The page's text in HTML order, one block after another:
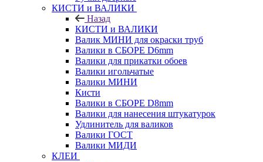
КИСТИ и ВАЛИКИ
Назад
КИСТИ и ВАЛИКИ
Валик МИНИ для окраски труб
Валики в СБОРЕ D6mm
Валики для прикатки обоев
Валики игольчатые
Валики МИНИ
Кисти
Валики в СБОРЕ D8mm
Валики для нанесения штукатурок
Удлинитель для валиков
Валики ГОСТ
Валики МИДИ
КЛЕИ